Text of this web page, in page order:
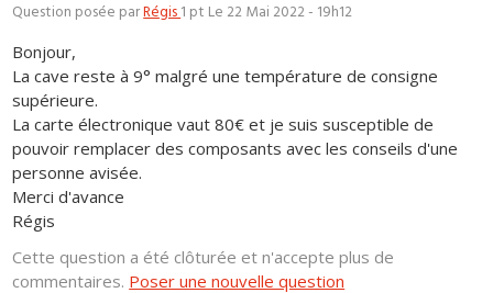
Question posée parRégis1 pt Le 22 Mai 2022 - 19h12
Bonjour,
La cave reste à 9° malgré une température de consigne
supérieure.
La carte électronique vaut 80€ et je suis susceptible de
pouvoir remplacer des composants avec les conseils d'une
personne avisée.
Merci d'avance
Régis
Cette question a été clôturée et n'accepte plus de
commentaires. Poser une nouvelle question